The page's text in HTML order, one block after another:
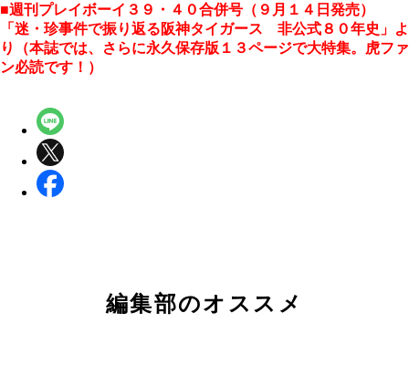
■週刊プレイボーイ３９・４０合併号（９月１４日発売）
「迷・珍事件で振り返る阪神タイガース 非公式８０年史」よ
り（本誌では、さらに永久保存版１３ページで大特集。虎ファ
ン必読です！）
編集部のオススメ